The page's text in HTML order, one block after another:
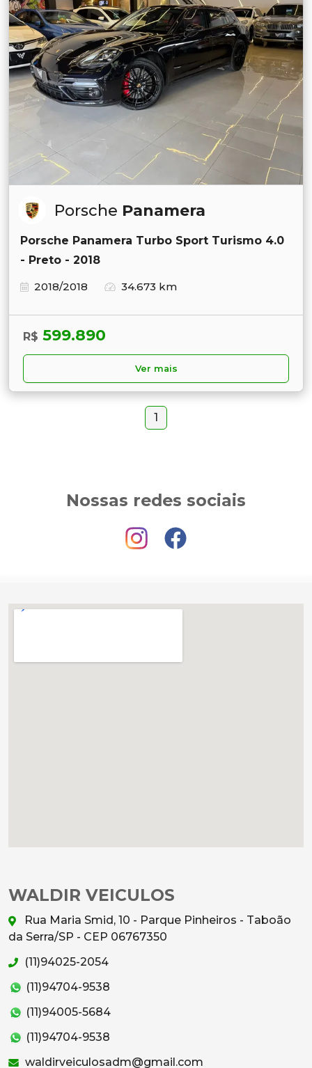
Porsche Panamera
Porsche Panamera Turbo Sport Turismo 4.0
- Preto - 2018
2018/2018
34.673 km
R$ 599.890
Ver mais
1
Nossas redes sociais
WALDIR VEICULOS
Rua Maria Smid, 10 - Parque Pinheiros - Taboão
da Serra/SP - CEP 06767350
(11)94025-2054
(11)94704-9538
(11)94005-5684
(11)94704-9538
waldirveiculosadm@gmail.com